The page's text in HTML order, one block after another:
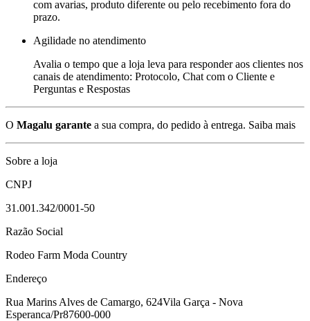
com avarias, produto diferente ou pelo recebimento fora do
prazo.
Agilidade no atendimento
Avalia o tempo que a loja leva para responder aos clientes nos
canais de atendimento: Protocolo, Chat com o Cliente e
Perguntas e Respostas
O Magalu garante a sua compra, do pedido à entrega. Saiba mais
Sobre a loja
CNPJ
31.001.342/0001-50
Razão Social
Rodeo Farm Moda Country
Endereço
Rua Marins Alves de Camargo, 624Vila Garça - Nova
Esperanca/Pr87600-000